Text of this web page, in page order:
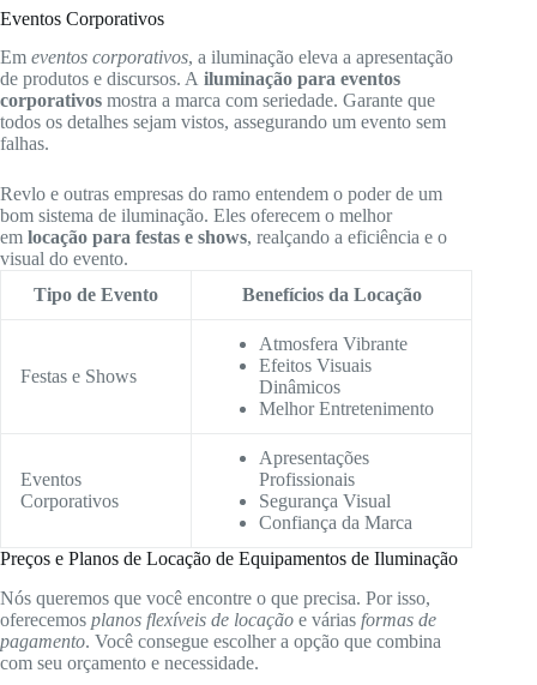
Eventos Corporativos
Em eventos corporativos, a iluminação eleva a apresentação
de produtos e discursos. A iluminação para eventos
corporativos mostra a marca com seriedade. Garante que
todos os detalhes sejam vistos, assegurando um evento sem
falhas.
Revlo e outras empresas do ramo entendem o poder de um
bom sistema de iluminação. Eles oferecem o melhor
em locação para festas e shows, realçando a eficiência e o
visual do evento.
Tipo de Evento
Benefícios da Locação
Festas e Shows
Atmosfera Vibrante
Efeitos Visuais
Dinâmicos
Melhor Entretenimento
Eventos
Corporativos
Apresentações
Profissionais
Segurança Visual
Confiança da Marca
Preços e Planos de Locação de Equipamentos de Iluminação
Nós queremos que você encontre o que precisa. Por isso,
oferecemos planos flexíveis de locação e várias formas de
pagamento. Você consegue escolher a opção que combina
com seu orçamento e necessidade.